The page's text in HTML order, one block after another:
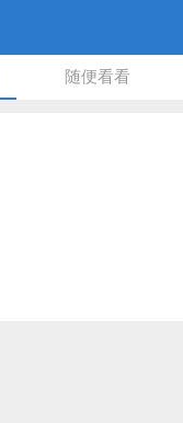
随便看看